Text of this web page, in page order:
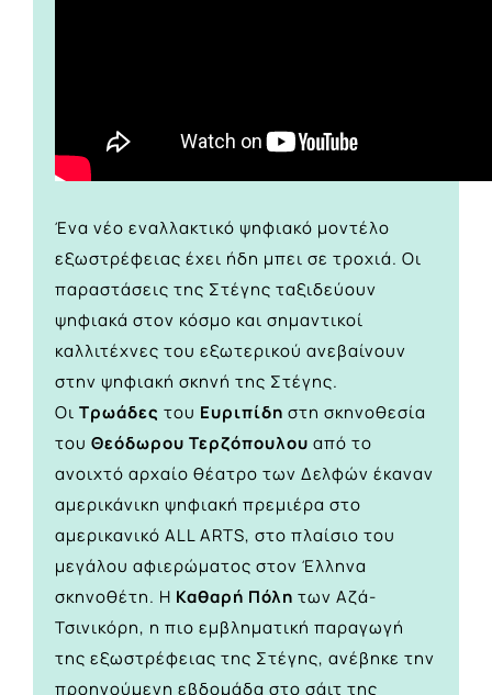
Ένα νέο εναλλακτικό ψηφιακό μοντέλο
εξωστρέφειας έχει ήδη μπει σε τροχιά. Οι
παραστάσεις της Στέγης ταξιδεύουν
ψηφιακά στον κόσμο και σημαντικοί
καλλιτέχνες του εξωτερικού ανεβαίνουν
στην ψηφιακή σκηνή της Στέγης.
Οι Τρωάδες του Ευριπίδη στη σκηνοθεσία
του Θεόδωρου Τερζόπουλου από το
ανοιχτό αρχαίο θέατρο των Δελφών έκαναν
αμερικάνικη ψηφιακή πρεμιέρα στο
αμερικανικό ALL ARTS, στο πλαίσιο του
μεγάλου αφιερώματος στον Έλληνα
σκηνοθέτη. Η Καθαρή Πόλη των Αζά-
Τσινικόρη, η πιο εμβληματική παραγωγή
της εξωστρέφειας της Στέγης, ανέβηκε την
προηγούμενη εβδομάδα στο σάιτ της